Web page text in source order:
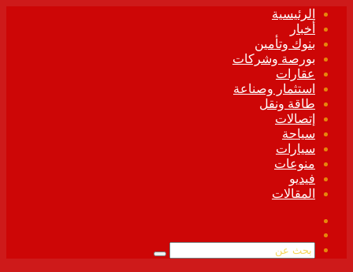
الرئيسية
أخبار
بنوك وتأمين
بورصة وشركات
عقارات
استثمار وصناعة
طاقة ونقل
إتصالات
سياحة
سيارات
منوعات
فيديو
المقالات
الموقع
بحث